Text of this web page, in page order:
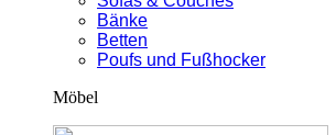
Bänke
Betten
Poufs und Fußhocker
Möbel